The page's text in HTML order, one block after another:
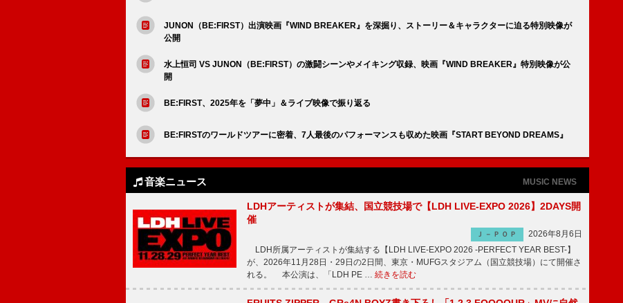
JUNON（BE:FIRST）出演映画『WIND BREAKER』を深掘り、ストーリー＆キャラクターに迫る特別映像が
公開
水上恒司 VS JUNON（BE:FIRST）の激闘シーンやメイキング収録、映画『WIND BREAKER』特別映像が公
開
BE:FIRST、2025年を「夢中」＆ライブ映像で振り返る
BE:FIRSTのワールドツアーに密着、7人最後のパフォーマンスも収めた映画『START BEYOND DREAMS』
音楽ニュース MUSIC NEWS
LDHアーティストが集結、国立競技場で【LDH LIVE-EXPO 2026】2DAYS開
催
Ｊ－ＰＯＰ
2026年8月6日
LDH所属アーティストが集結する【LDH LIVE-EXPO 2026 -PERFECT YEAR BEST-】
が、2026年11月28日・29日の2日間、東京・MUFGスタジアム（国立競技場）にて開催さ
れる。 本公演は、「LDH PE … 続きを読む